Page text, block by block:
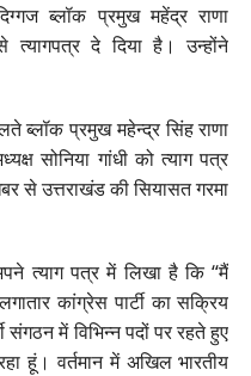
ब्लॉक प्रमुख महेंद्र राणा
दे दिया है। उन्होंने
ब्लॉक प्रमुख महेन्द्र सिंह राणा
सोनिया गांधी को त्याग पत्र
से उत्तराखंड की सियासत गरमा
त्याग पत्र में लिखा है कि “मैं
कांग्रेस पार्टी का सक्रिय
संगठन में विभिन्न पदों पर रहते हुए
हूं। वर्तमान में अखिल भारतीय